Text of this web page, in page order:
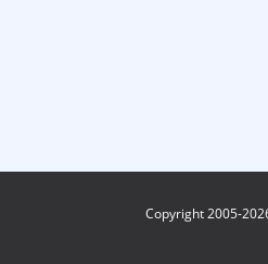
Copyright 2005-